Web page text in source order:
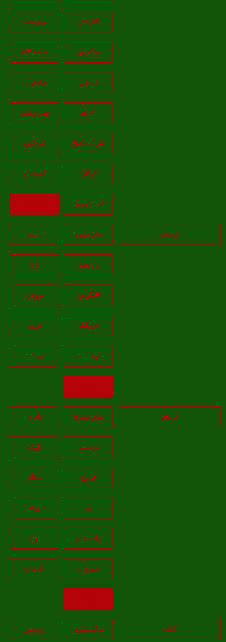
گالیکش مینودشت
سنگدوین سرخنکلاته
فراغی صادق آباد
آق قلا بندر ترکمن
علي‌آباد کتول کردکوي
گرگان گميشان
گنبد کاووس
لرستان تمام شهر‌ها الشتر
پل دختر
اليگودرز بروجرد
خرم‌آباد دورود
کوهدشت نورآباد
کرمان تمام شهر‌ها بافت
بردسیر بلوک
کهنوج ماهان
جيرفت
رفسنجان زرند
سيرجان کرمان
گیلان تمام شهر‌ها پره‌سر